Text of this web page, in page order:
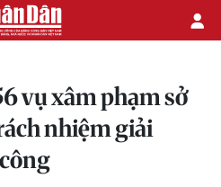
vụ xâm phạm sở
nhiệm giải